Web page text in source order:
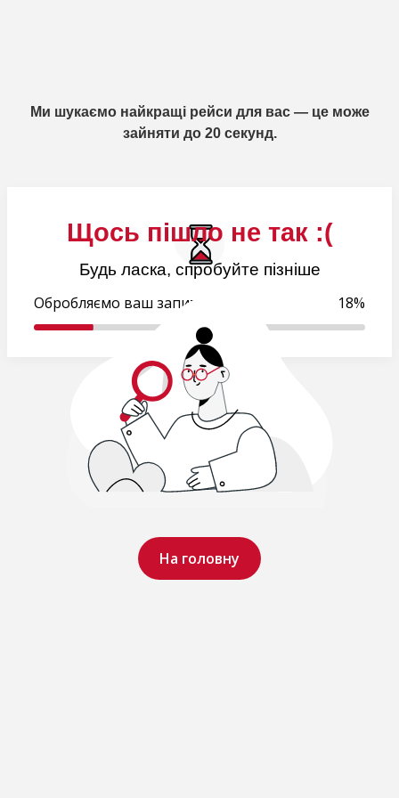
Щось пішло не так :(
Будь ласка, спробуйте пізніше
На головну
Ми шукаємо найкращі рейси для вас — це може
зайняти до 20 секунд.
Обробляємо ваш запит.. 18%